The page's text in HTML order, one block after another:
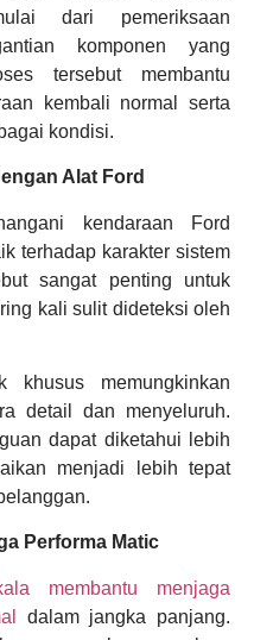
dari pemeriksaan
komponen yang
tersebut membantu
kembali normal serta
kondisi.
Alat Ford
kendaraan Ford
terhadap karakter sistem
sangat penting untuk
kali sulit dideteksi oleh
khusus memungkinkan
detail dan menyeluruh.
dapat diketahui lebih
menjadi lebih tepat
Performa Matic
membantu menjaga
dalam jangka panjang.